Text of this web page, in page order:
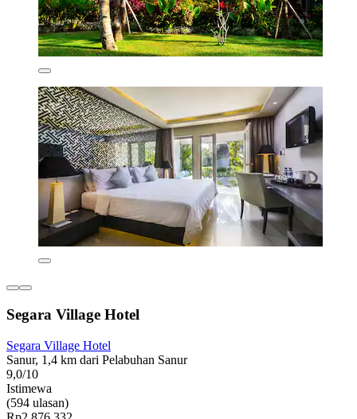
Segara Village Hotel
Segara Village Hotel
Sanur, 1,4 km dari Pelabuhan Sanur
9,0/10
Istimewa
(594 ulasan)